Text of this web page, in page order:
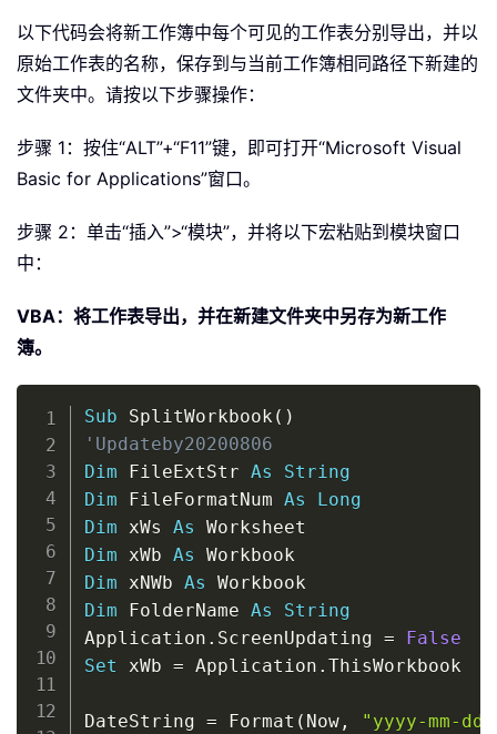
以下代码会将新工作簿中每个可见的工作表分别导出，并以
原始工作表的名称，保存到与当前工作簿相同路径下新建的
文件夹中。请按以下步骤操作：
步骤 1：按住“ALT”+“F11”键，即可打开“Microsoft Visual
Basic for Applications”窗口。
步骤 2：单击“插入”>“模块”，并将以下宏粘贴到模块窗口
中：
VBA：将工作表导出，并在新建文件夹中另存为新工作
簿。
Sub SplitWorkbook ( )
'Updateby20200806
Dim FileExtStr As
String
Dim FileFormatNum As
Long
Dim xWs As
Dim xWb As
Dim xNWb As
Dim FolderName As
String
Application . ScreenUpdating =
False
Set xWb = Application . ThisWorkbook
DateString = Format ( Now,
"yyyy-mm-dd